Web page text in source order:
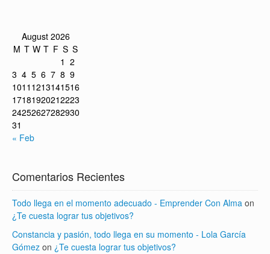
August 2026
M T W T F S S
« Feb
1 2
3 4 5 6 7 8 9
1011 1213141516
17181920212223
24252627282930
31
Comentarios Recientes
Todo llega en el momento adecuado - Emprender Con Alma on
¿Te cuesta lograr tus objetivos?
Constancia y pasión, todo llega en su momento - Lola García
Gómez on ¿Te cuesta lograr tus objetivos?